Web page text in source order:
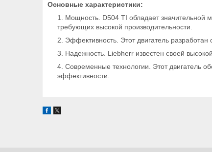
Основные характеристики:
Мощность. D504 TI обладает значительной
требующих высокой производительности.
Эффективность. Этот двигатель
Надежность. Liebherr известен своей
Современные технологии. Этот двигатель
эффективности.